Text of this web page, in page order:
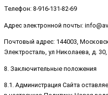
Телефон: 8-916-131-82-69
Адрес электронной почты:
Почтовый адрес: 144003,
Электросталь, ул Николаева, д. 30,
8. Заключительные положения
8.1. Администрация Сайта